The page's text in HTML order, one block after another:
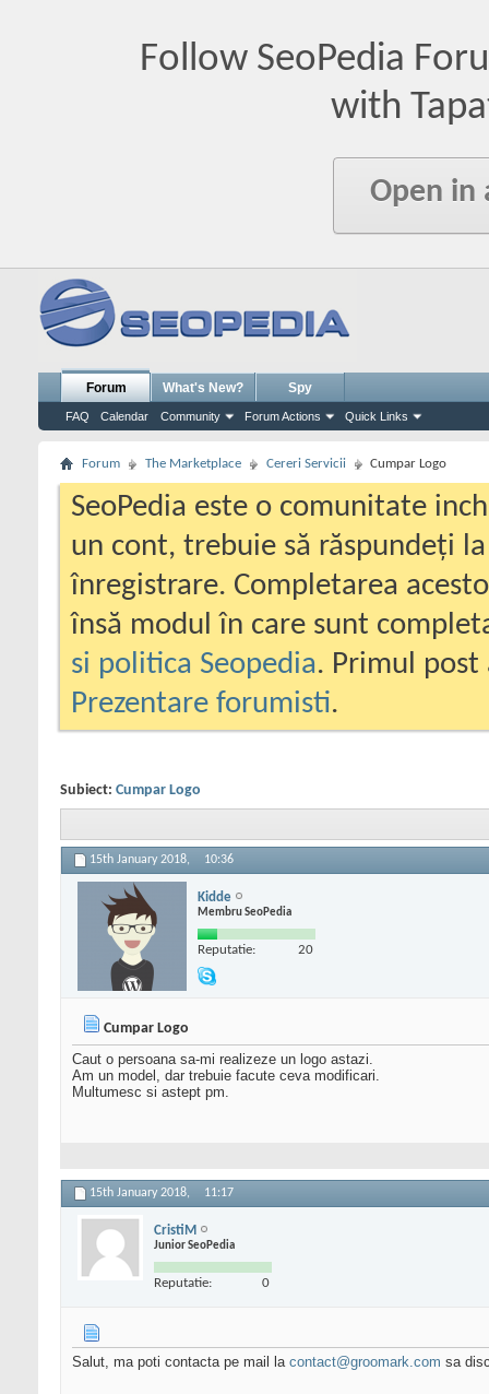
Follow SeoPedia
with
Open in
Forum
FAQ Calendar Community Forum Actions Quick Links
What's New? Spy
Forum The Marketplace Cereri Servicii Cumpar Logo
SeoPedia este o comunitate
un cont, trebuie să răspundeți
înregistrare. Completarea
însă modul în care sunt
si politica Seopedia. Primul
Prezentare forumisti.
Subiect: Cumpar Logo
15th January 2018, 10:36
Kidde
Membru SeoPedia
Reputatie: 20
Cumpar Logo
Caut o persoana sa-mi realizeze un logo astazi.
Am un model, dar trebuie facute ceva modificari.
Multumesc si astept pm.
15th January 2018, 11:17
CristiM
Junior SeoPedia
Reputatie: 0
Salut, ma poti contacta pe mail la contact@groomark.com sa